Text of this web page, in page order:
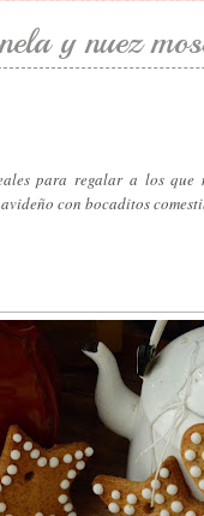
y nuez
para regalar a los que
con bocaditos